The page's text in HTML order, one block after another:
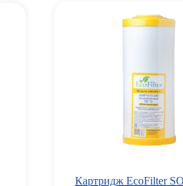
Картридж EcoFilter